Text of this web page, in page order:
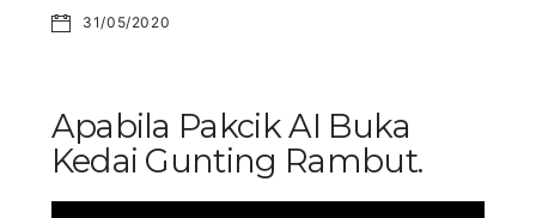
31/05/2020
Apabila Pakcik AI Buka
Kedai Gunting Rambut.